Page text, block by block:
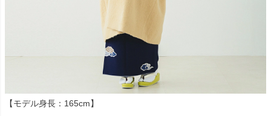
【モデル身長：165cm】